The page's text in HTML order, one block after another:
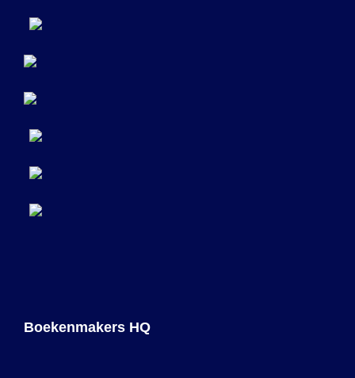
Boekenmakers HQ